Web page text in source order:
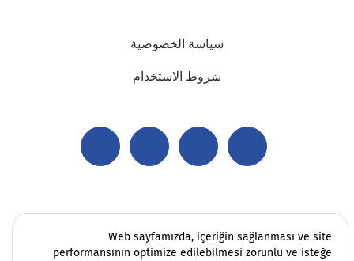
سياسة الخصوصية
شروط الاستخدام
Web sayfamızda, içeriğin sağlanması ve site
performansının optimize edilebilmesi zorunlu ve isteğe